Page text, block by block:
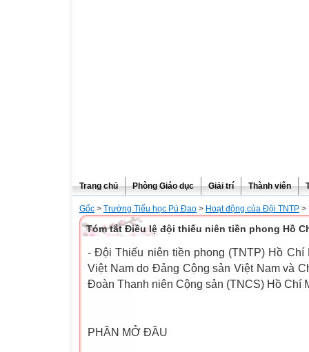
Trang chủ Phòng Giáo dục Giải trí Thành viên
Gốc > Trường Tiểu học Pú Đao > Hoạt động của Đội TNTP >
Tóm tắt Điều lệ đội thiếu niên tiền phong Hồ
- Đội Thiếu niên tiền phong (TNTP) Hồ
Việt Nam do Đảng Cộng sản Việt Nam và
Đoàn Thanh niên Cộng sản (TNCS) Hồ Chí
PHẦN MỞ ĐẦU